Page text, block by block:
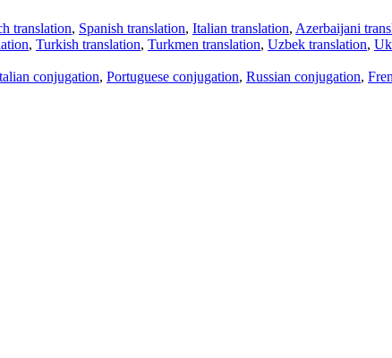
translation, Spanish translation, Italian translation, Azerbaijani
, Turkish translation, Turkmen translation, Uzbek translation,
conjugation, Portuguese conjugation, Russian conjugation,